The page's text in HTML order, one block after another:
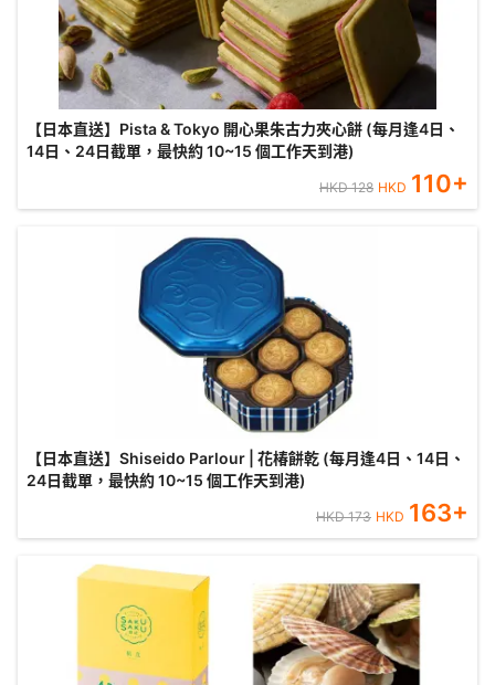
【日本直送】Pista & Tokyo 開心果朱古力夾心餅 (每月逢4日、
14日、24日截單，最快約 10~15 個工作天到港)
HKD128 HKD 110+
【日本直送】Shiseido Parlour | 花椿餅乾 (每月逢4日、14日、
24日截單，最快約 10~15 個工作天到港)
HKD173 HKD 163+